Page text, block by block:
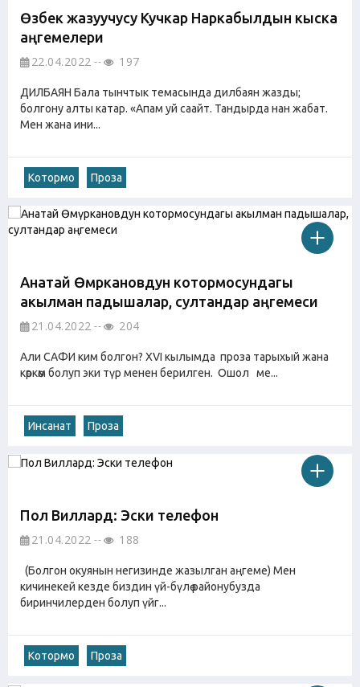
Өзбек жазуучусу Кучкар Наркабылдын кыска
аңгемелери
22.04.2022 197
ДИЛБАЯН Бала тынчтык темасында дилбаян жазды;
болгону алты катар. «Апам уй саайт. Тандырда нан жабат.
Мен жана ини...
Котормо Проза
Анатай Өмүркановдун котормосундагы
акылман падышалар, султандар аңгемеси
21.04.2022 204
Али САФИ ким болгон? XVI кылымда проза тарыхый жана
көркөм болуп эки түр менен берилген. Ошол ме...
Инсанат Проза
Пол Виллард: Эски телефон
21.04.2022 188
(Болгон окуянын негизинде жазылган аңгеме) Мен
кичинекей кезде биздин үй-бүлө районубузда
биринчилерден болуп үйг...
Котормо Проза